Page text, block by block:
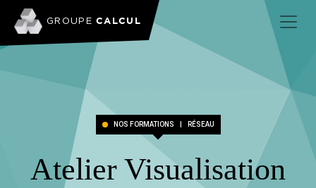
GROUPECALCUL
NOS FORMATIONS RÉSEAU
Atelier Visualisation